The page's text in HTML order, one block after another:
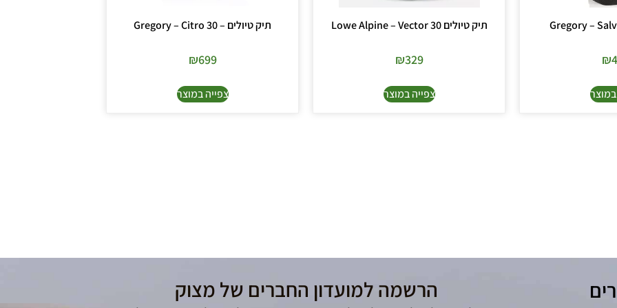
₪
תיק טיולים Lowe Alpine – Vector 30
₪329
צפייה במוצר
תיק טיולים – Gregory – Citro 30
₪699
צפייה במוצר
הרשמה למועדון החברים של מצוק